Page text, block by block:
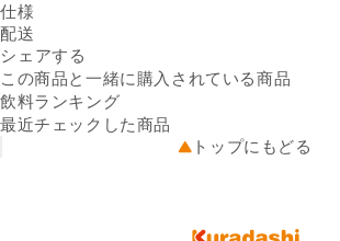
仕様
内容量
原材料名
造）
保存方法
味の素AGF
配送
送料
可能性があ
出荷元
配送業者
全国
シェアする
この商品と一緒に購入されている商品
飲料ランキング
最近チェックした商品
トップにもどる